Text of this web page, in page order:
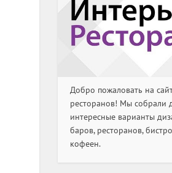
Добро пожаловать на
ресторанов! Мы собрали
интересные варианты
баров, ресторанов,
кофеен.